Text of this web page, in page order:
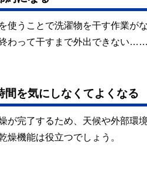
使うことで洗濯物を干す作業が
終わって干すまで外出できない
間を気にしなくてよくなる
が完了するため、天候や外部環
燥機能は役立つでしょう。